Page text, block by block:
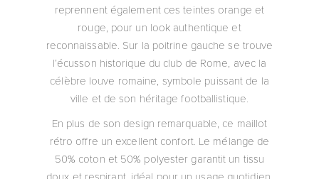
reprennent également ces teintes orange et
rouge, pour un look authentique et
reconnaissable. Sur la poitrine gauche se trouve
l’écusson historique du club de Rome, avec la
célèbre louve romaine, symbole puissant de la
ville et de son héritage footballistique.
En plus de son design remarquable, ce maillot
rétro offre un excellent confort. Le mélange de
50% coton et 50% polyester garantit un tissu